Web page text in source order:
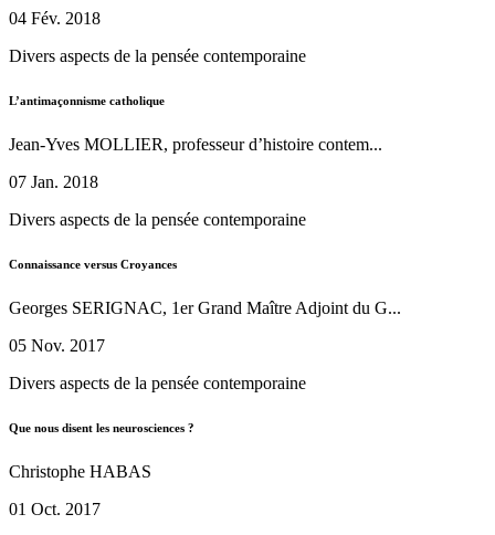
04 Fév. 2018
Divers aspects de la pensée contemporaine
L’antimaçonnisme catholique
Jean-Yves MOLLIER, professeur d’histoire contem...
07 Jan. 2018
Divers aspects de la pensée contemporaine
Connaissance versus Croyances
Georges SERIGNAC, 1er Grand Maître Adjoint du G...
05 Nov. 2017
Divers aspects de la pensée contemporaine
Que nous disent les neurosciences ?
Christophe HABAS
01 Oct. 2017